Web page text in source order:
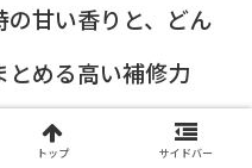
甘い香りと、どん
める高い補修力
ています。
トップ サイドバー